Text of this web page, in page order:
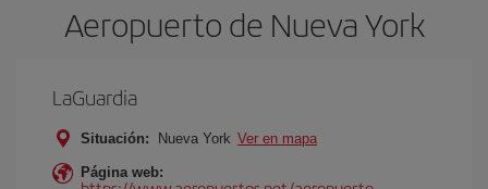
Aeropuerto de Nueva York
LaGuardia
Situación: Nueva York Ver en mapa
Página web: